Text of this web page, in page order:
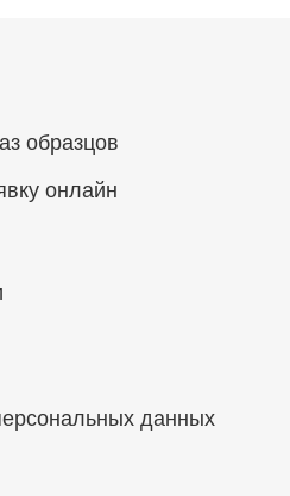
образцов
онлайн
данных